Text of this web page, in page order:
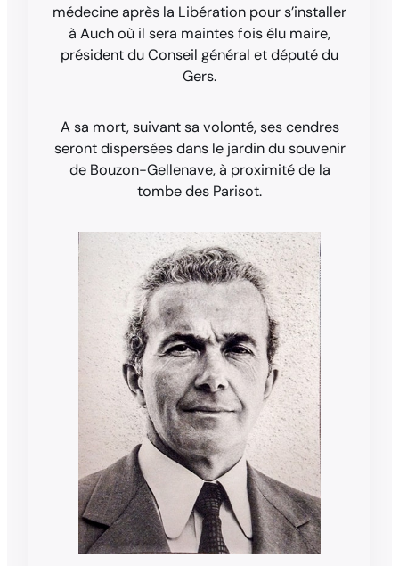
médecine après la Libération pour s’installer
à Auch où il sera maintes fois élu maire,
président du Conseil général et député du
Gers.
A sa mort, suivant sa volonté, ses cendres
seront dispersées dans le jardin du souvenir
de Bouzon-Gellenave, à proximité de la
tombe des Parisot.